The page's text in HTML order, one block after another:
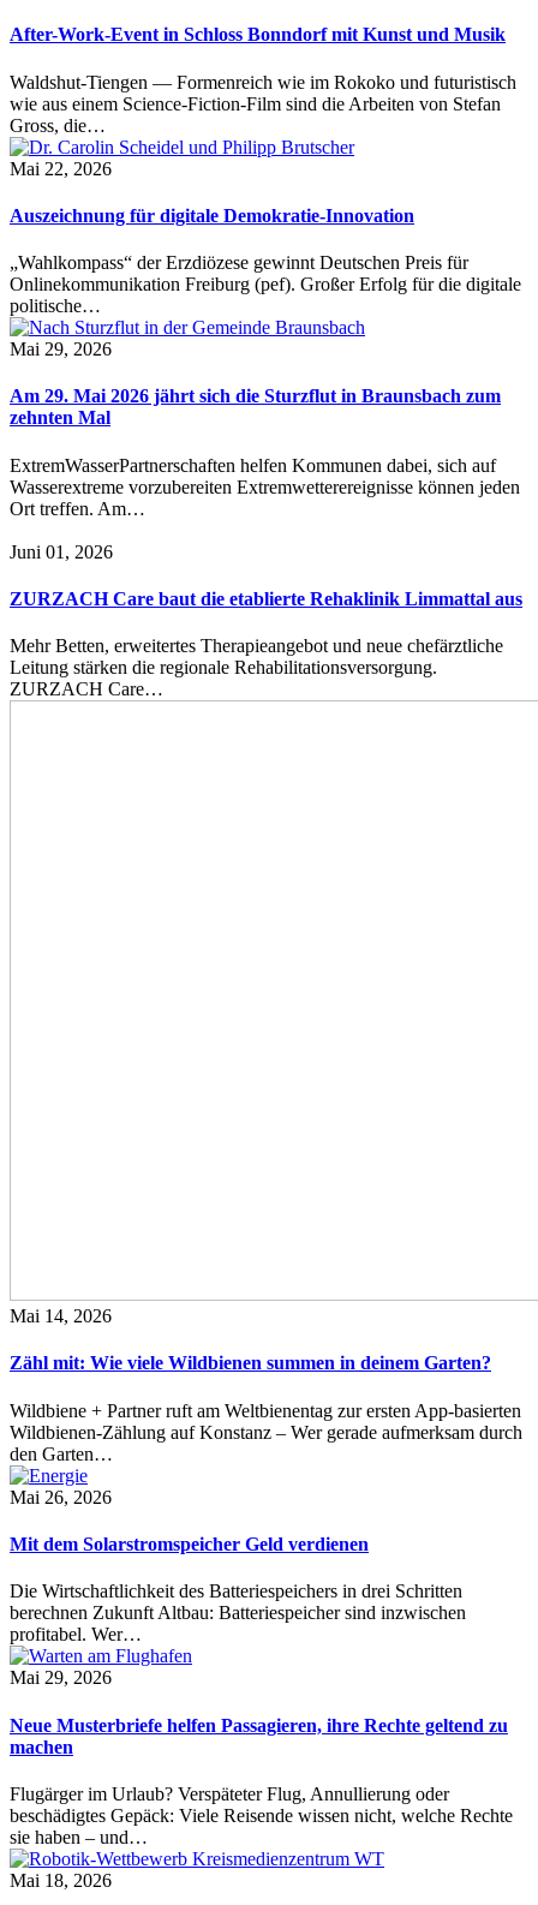
After-Work-Event in Schloss Bonndorf mit Kunst und Musik
Waldshut-Tiengen — Formenreich wie im Rokoko und futuristisch
wie aus einem Science-Fiction-Film sind die Arbeiten von Stefan
Gross, die…
Mai 22, 2026
Auszeichnung für digitale Demokratie-Innovation
„Wahlkompass“ der Erzdiözese gewinnt Deutschen Preis für
Onlinekommunikation Freiburg (pef). Großer Erfolg für die digitale
politische…
Mai 29, 2026
Am 29. Mai 2026 jährt sich die Sturzflut in Braunsbach zum
zehnten Mal
ExtremWasserPartnerschaften helfen Kommunen dabei, sich auf
Wasserextreme vorzubereiten Extremwetterereignisse können jeden
Ort treffen. Am…
Juni 01, 2026
ZURZACH Care baut die etablierte Rehaklinik Limmattal aus
Mehr Betten, erweitertes Therapieangebot und neue chefärztliche
Leitung stärken die regionale Rehabilitationsversorgung.
ZURZACH Care…
Mai 14, 2026
Zähl mit: Wie viele Wildbienen summen in deinem Garten?
Wildbiene + Partner ruft am Weltbienentag zur ersten App-basierten
Wildbienen-Zählung auf Konstanz – Wer gerade aufmerksam durch
den Garten…
Mai 26, 2026
Mit dem Solarstromspeicher Geld verdienen
Die Wirtschaftlichkeit des Batteriespeichers in drei Schritten
berechnen Zukunft Altbau: Batteriespeicher sind inzwischen
profitabel. Wer…
Mai 29, 2026
Neue Musterbriefe helfen Passagieren, ihre Rechte geltend zu
machen
Flugärger im Urlaub? Verspäteter Flug, Annullierung oder
beschädigtes Gepäck: Viele Reisende wissen nicht, welche Rechte
sie haben – und…
Mai 18, 2026